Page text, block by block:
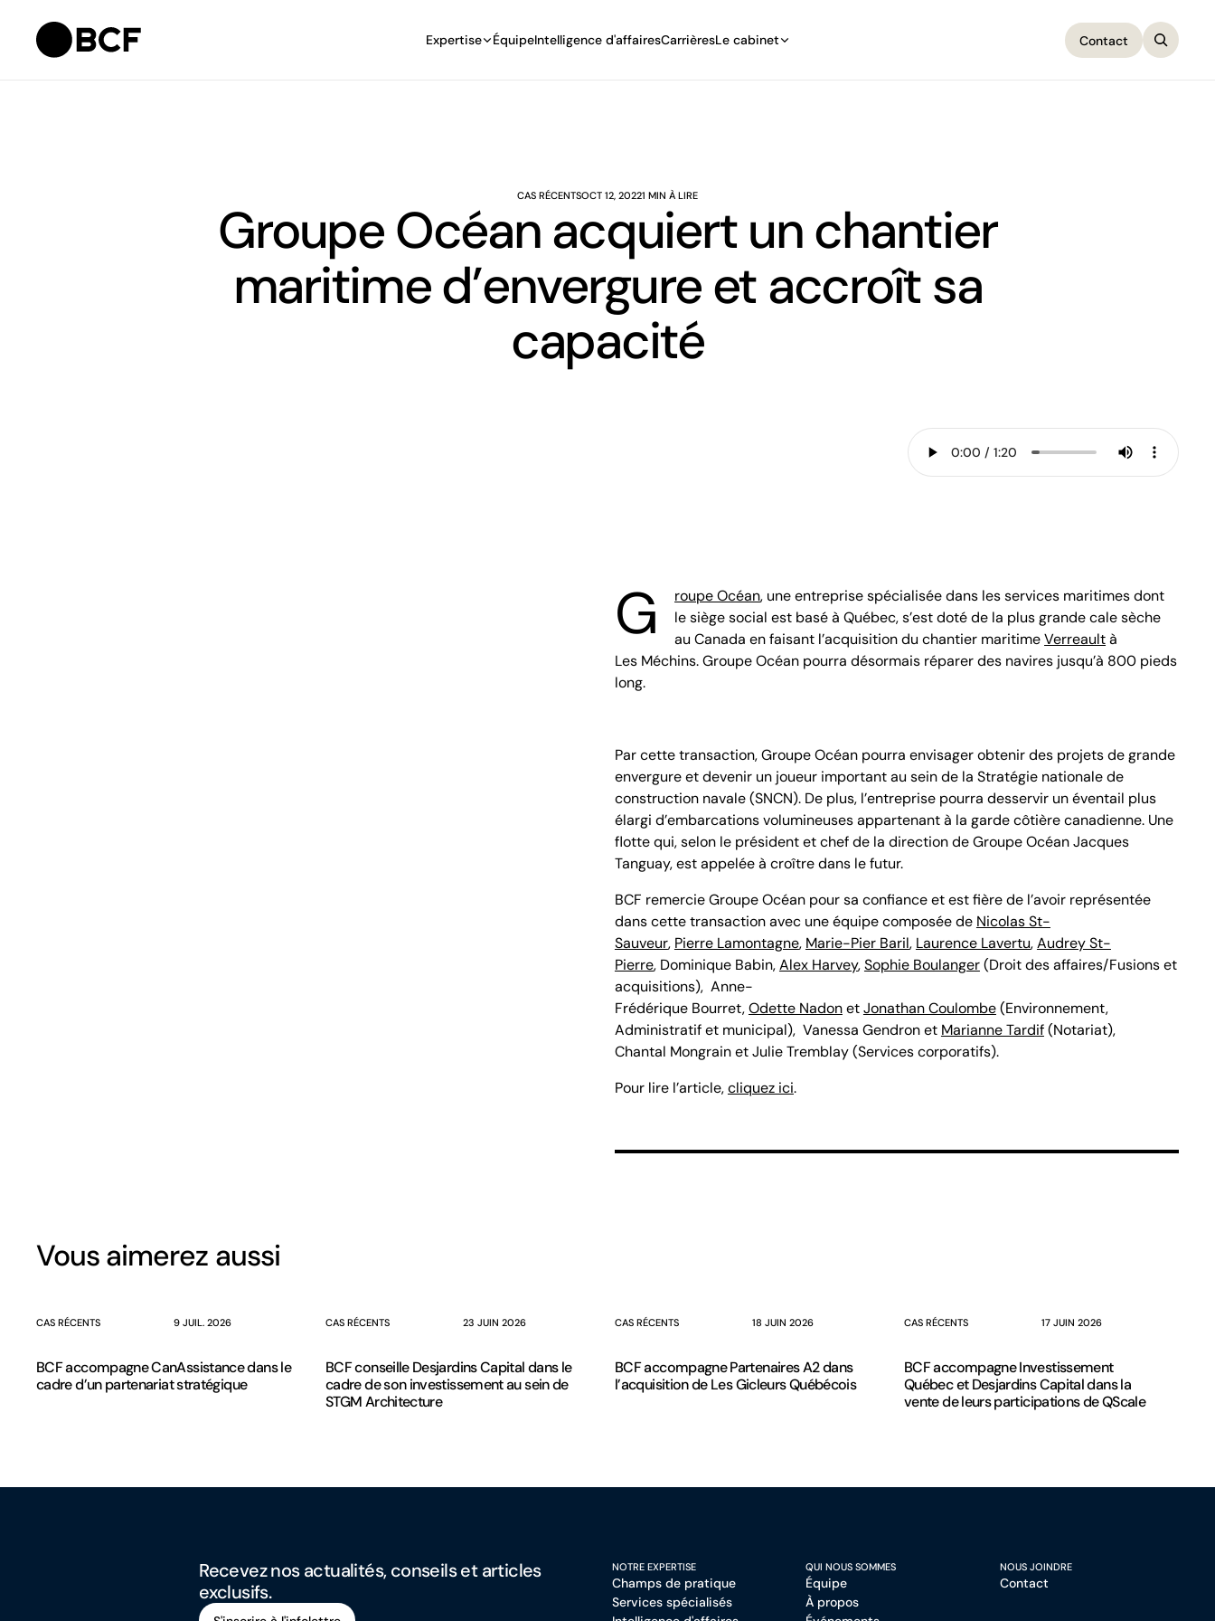
Expertise ÉquipeIntelligence d'affairesCarrièresLe cabinet Contact
CAS RÉCENTSOCT 12, 20221 MIN À LIRE
Groupe Océan acquiert un chantier
maritime d’envergure et accroît sa
capacité
G roupe Océan, une entreprise spécialisée dans les services maritimes dont
le siège social est basé à Québec, s’est doté de la plus grande cale sèche
au Canada en faisant l’acquisition du chantier maritimeVerreaultà
Les Méchins. Groupe Océan pourra désormais réparer des navires jusqu’à 800 pieds
long.
Par cette transaction, Groupe Océan pourra envisager obtenir des projets de grande
envergure et devenir un joueur important au sein de la Stratégie nationale de
construction navale (SNCN). De plus, l’entreprise pourra desservir un éventail plus
élargi d’embarcations volumineuses appartenant à la garde côtière canadienne. Une
flotte qui, selon le président et chef de la direction de Groupe Océan Jacques
Tanguay, est appelée à croître dans le futur.
BCF remercie Groupe Océan pour sa confiance et est fière de l’avoir représentée
dans cette transaction avec une équipe composée de Nicolas St-
Sauveur, Pierre Lamontagne, Marie-Pier Baril, Laurence Lavertu,Audrey St-
Pierre, Dominique Babin,Alex Harvey,Sophie Boulanger(Droit des affaires/Fusions et
acquisitions), Anne-
Frédérique Bourret,Odette NadonetJonathan Coulombe(Environnement,
Administratif et municipal), Vanessa Gendron et Marianne Tardif(Notariat),
Chantal Mongrain et Julie Tremblay (Services corporatifs).
Pour lire l’article,cliquez ici.
Vous aimerez aussi
CAS RÉCENTS 9 JUIL. 2026
BCF accompagne CanAssistance dans le
cadre d’un partenariat stratégique
CAS RÉCENTS 23 JUIN 2026
BCF conseille Desjardins Capital dans le
cadre de son investissement au sein de
STGM Architecture
CAS RÉCENTS 18 JUIN 2026
BCF accompagne Partenaires A2 dans
l’acquisition de Les Gicleurs Québécois
CAS RÉCENTS 17 JUIN 2026
BCF accompagne Investissement
Québec et Desjardins Capital dans la
vente de leurs participations de QScale
Recevez nos actualités, conseils et articles
exclusifs.
NOTRE EXPERTISE
Champs de pratique
Services spécialisés
QUI NOUS SOMMES
Équipe
À propos
NOUS JOINDRE
Contact